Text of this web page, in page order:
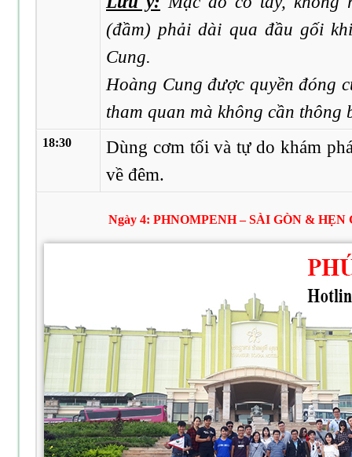
(đầm) phải dài qua đầu gối
Cung.
Hoàng Cung được quyền đóng
tham quan mà không cần thông
18:30
Dùng cơm tối và tự do khám
về đêm.
Ngày 4: PHNOMPENH – SÀI GÒN & HẸN